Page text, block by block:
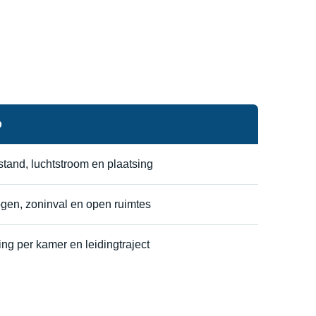
luchtstroom en plaatsing
zoninval en open ruimtes
per kamer en leidingtraject